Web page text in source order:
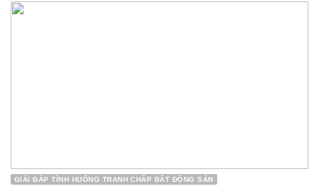
GIẢI ĐÁP TÌNH HUỐNG TRANH CHẤP BẤT ĐỘNG SẢN